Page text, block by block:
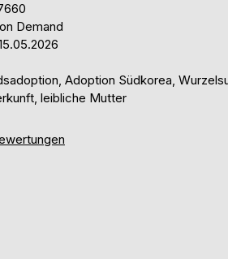
Demand
Adoption Südkorea,
leibliche Mutter